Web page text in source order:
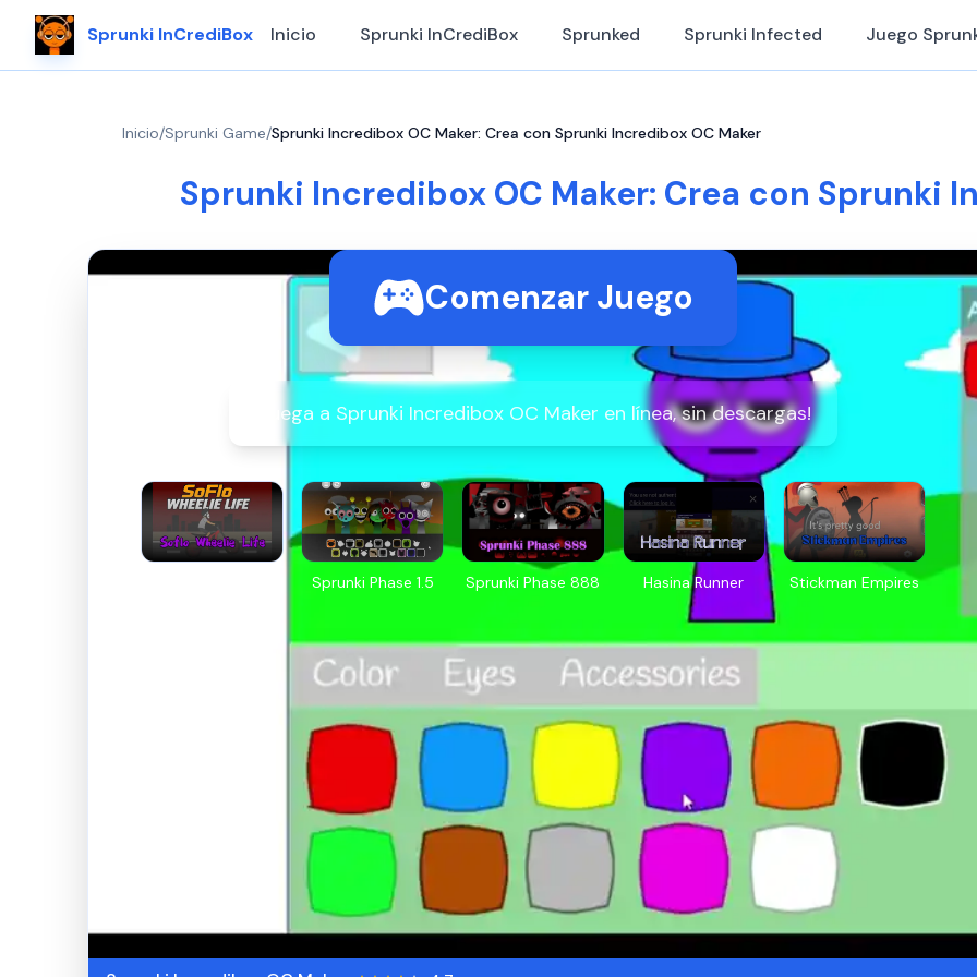
Sprunki InCrediBox Inicio Sprunki InCrediBox Sprunked Sprunki Infected Juego
Inicio/Sprunki Game/Sprunki Incredibox OC Maker: Crea con Sprunki Incredibox OC Maker
Sprunki Incredibox OC Maker: Crea con Sprunki
Comenzar Juego
¡Juega a Sprunki Incredibox OC Maker en línea, sin descargas!
Sprunki Phase 1.5 Sprunki Phase 888 Hasina Runner Stickman Empires